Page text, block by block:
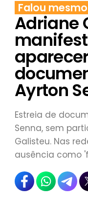
Falou
Adriane
Ayrton
Estreia de
Senna, sem
Galisteu. Nas
ausência como